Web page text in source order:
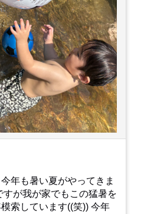
すが我が家でもこの猛暑を
しています((笑)) 今年